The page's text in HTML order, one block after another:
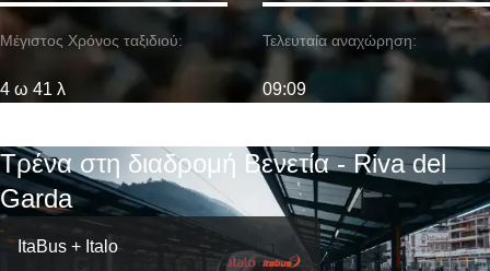
Μέγιστος Χρόνος ταξιδιού:
4 ω 41 λ
Τελευταία αναχώρηση:
09:09
Τρένα στη διαδρομή Βενετία - Riva del
Garda
ItaBus + Italo